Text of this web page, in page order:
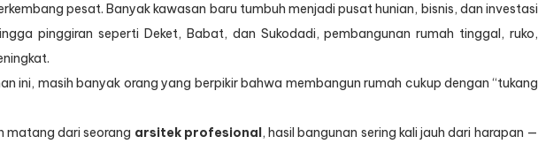
Ini
Alasannya
pesat. Banyak kawasan baru tumbuh menjadi pusat hunian, bisnis, dan investasi
pinggiran seperti Deket, Babat, dan Sukodadi, pembangunan rumah tinggal, ruko,
ini, masih banyak orang yang berpikir bahwa membangun rumah cukup dengan “tukang
matang dari seorang arsitek profesional, hasil bangunan sering kali jauh dari harapan —